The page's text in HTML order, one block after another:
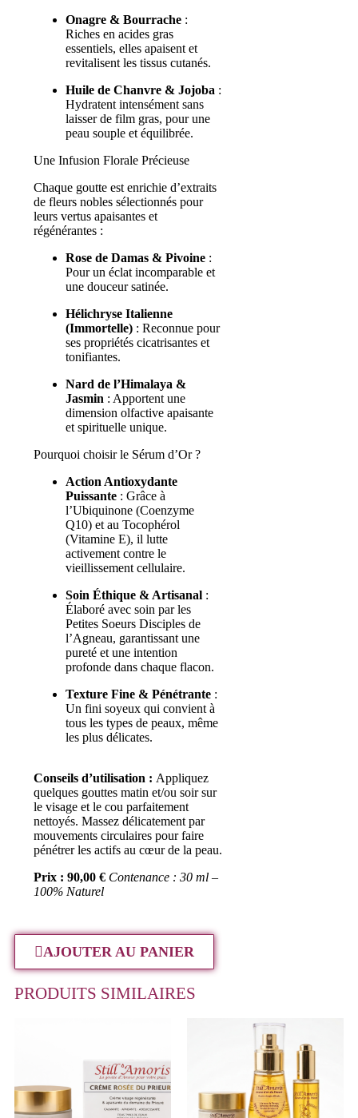
Onagre & Bourrache :
Riches en acides gras
essentiels, elles apaisent et
revitalisent les tissus cutanés.
Huile de Chanvre & Jojoba :
Hydratent intensément sans
laisser de film gras, pour une
peau souple et équilibrée.
Une Infusion Florale Précieuse
Chaque goutte est enrichie d’extraits
de fleurs nobles sélectionnés pour
leurs vertus apaisantes et
régénérantes :
Rose de Damas & Pivoine :
Pour un éclat incomparable et
une douceur satinée.
Hélichryse Italienne
(Immortelle) : Reconnue pour
ses propriétés cicatrisantes et
tonifiantes.
Nard de l’Himalaya &
Jasmin : Apportent une
dimension olfactive apaisante
et spirituelle unique.
Pourquoi choisir le Sérum d’Or ?
Action Antioxydante
Puissante : Grâce à
l’Ubiquinone (Coenzyme
Q10) et au Tocophérol
(Vitamine E), il lutte
activement contre le
vieillissement cellulaire.
Soin Éthique & Artisanal :
Élaboré avec soin par les
Petites Soeurs Disciples de
l’Agneau, garantissant une
pureté et une intention
profonde dans chaque flacon.
Texture Fine & Pénétrante :
Un fini soyeux qui convient à
tous les types de peaux, même
les plus délicates.
Conseils d’utilisation : Appliquez
quelques gouttes matin et/ou soir sur
le visage et le cou parfaitement
nettoyés. Massez délicatement par
mouvements circulaires pour faire
pénétrer les actifs au cœur de la peau.
Prix : 90,00 € Contenance : 30 ml –
100% Naturel
AJOUTER AU PANIER
PRODUITS SIMILAIRES